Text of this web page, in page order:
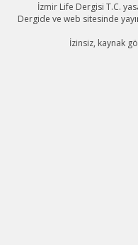
İzmir Life Dergisi T.C.
Dergide ve web sitesinde
İzinsiz, kaynak